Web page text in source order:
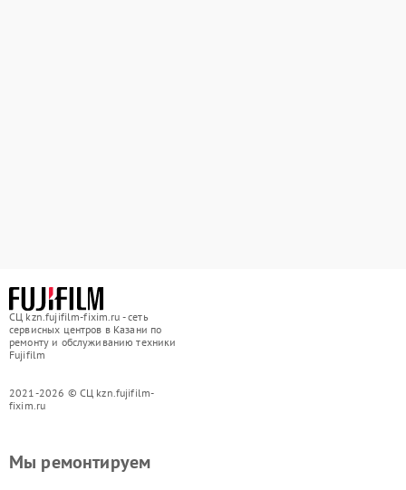
СЦ kzn.fujifilm-fixim.ru - сеть
сервисных центров в Казани по
ремонту и обслуживанию техники
Fujifilm
2021-2026 © СЦ kzn.fujifilm-
fixim.ru
Мы ремонтируем